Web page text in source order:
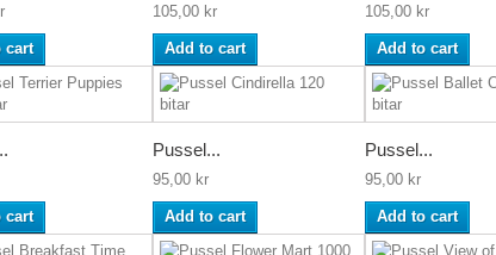
cart
105,00 kr
Add to cart
105,00 kr
Add to cart
cart
Pussel...
95,00 kr
Add to cart
Pussel...
95,00 kr
Add to cart